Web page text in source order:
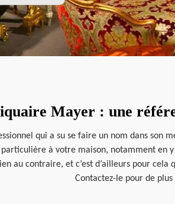
Mayer : une
qui a su se faire un nom dans son
à votre maison, notamment
au contraire, et c’est d’ailleurs pour
Contactez-le pour de